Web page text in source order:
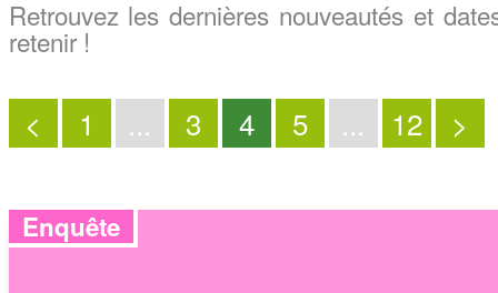
Retrouvez les dernières nouveautés et
retenir !
< 1 ... 3 4 5 ... 12 >
Enquête